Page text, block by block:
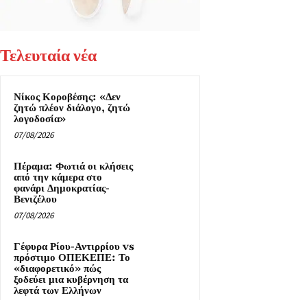
Τελευταία νέα
Νίκος Κοροβέσης: «Δεν
ζητώ πλέον διάλογο, ζητώ
λογοδοσία»
07/08/2026
Πέραμα: Φωτιά οι κλήσεις
από την κάμερα στο
φανάρι Δημοκρατίας-
Βενιζέλου
07/08/2026
Γέφυρα Ρίου-Αντιρρίου vs
πρόστιμο ΟΠΕΚΕΠΕ: Το
«διαφορετικό» πώς
ξοδεύει μια κυβέρνηση τα
λεφτά των Ελλήνων